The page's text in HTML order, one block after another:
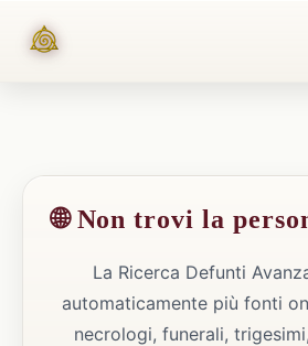
🌐 Non trovi la
La Ricerca Defunti
automaticamente più fonti
necrologi, funerali,